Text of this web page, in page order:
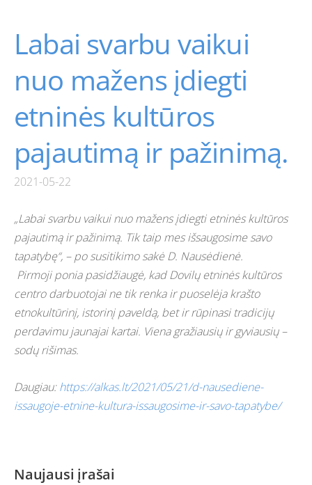
Naujausi įrašai
Labai svarbu vaikui
nuo mažens įdiegti
etninės kultūros
pajautimą ir pažinimą.
2021-05-22
„Labai svarbu vaikui nuo mažens įdiegti etninės kultūros
pajautimą ir pažinimą. Tik taip mes išsaugosime savo
tapatybę“, – po susitikimo sakė D. Nausėdienė.
Pirmoji ponia pasidžiaugė, kad Dovilų etninės kultūros
centro darbuotojai ne tik renka ir puoselėja krašto
etnokultūrinį, istorinį paveldą, bet ir rūpinasi tradicijų
perdavimu jaunajai kartai. Viena gražiausių ir gyviausių –
sodų rišimas.
Daugiau:https://alkas.lt/2021/05/21/d-nausediene-
issaugoje-etnine-kultura-issaugosime-ir-savo-tapatybe/